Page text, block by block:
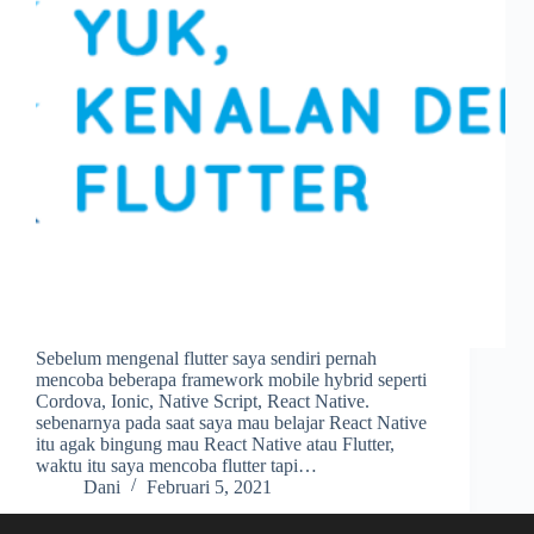
Sebelum mengenal flutter saya sendiri pernah
mencoba beberapa framework mobile hybrid seperti
Cordova, Ionic, Native Script, React Native.
sebenarnya pada saat saya mau belajar React Native
itu agak bingung mau React Native atau Flutter,
waktu itu saya mencoba flutter tapi…
Dani
Februari 5, 2021